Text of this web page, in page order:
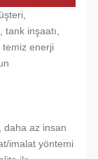
tank inşaatı,
temiz enerji
daha az insan
imalat yöntemi